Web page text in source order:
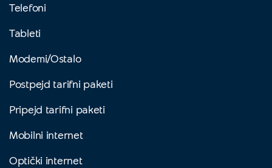
Telefoni
Tableti
Modemi/Ostalo
Postpejd tarifni paketi
Pripejd tarifni paketi
Mobilni internet
Optički internet